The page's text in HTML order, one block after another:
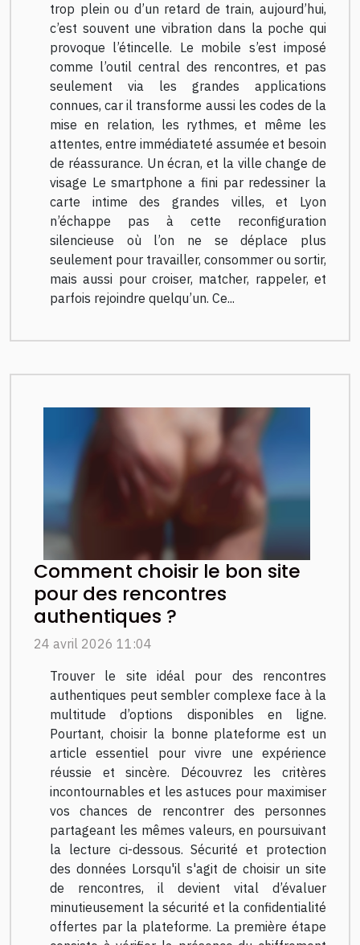
trop plein ou d’un retard de train, aujourd’hui,
c’est souvent une vibration dans la poche qui
provoque l’étincelle. Le mobile s’est imposé
comme l’outil central des rencontres, et pas
seulement via les grandes applications
connues, car il transforme aussi les codes de la
mise en relation, les rythmes, et même les
attentes, entre immédiateté assumée et besoin
de réassurance. Un écran, et la ville change de
visage Le smartphone a fini par redessiner la
carte intime des grandes villes, et Lyon
n’échappe pas à cette reconfiguration
silencieuse où l’on ne se déplace plus
seulement pour travailler, consommer ou sortir,
mais aussi pour croiser, matcher, rappeler, et
parfois rejoindre quelqu’un. Ce...
Comment choisir le bon site
pour des rencontres
authentiques ?
24 avril 2026 11:04
Trouver le site idéal pour des rencontres
authentiques peut sembler complexe face à la
multitude d’options disponibles en ligne.
Pourtant, choisir la bonne plateforme est un
article essentiel pour vivre une expérience
réussie et sincère. Découvrez les critères
incontournables et les astuces pour maximiser
vos chances de rencontrer des personnes
partageant les mêmes valeurs, en poursuivant
la lecture ci-dessous. Sécurité et protection
des données Lorsqu'il s'agit de choisir un site
de rencontres, il devient vital d’évaluer
minutieusement la sécurité et la confidentialité
offertes par la plateforme. La première étape